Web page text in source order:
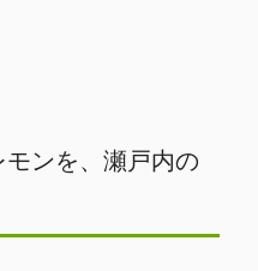
ンを、瀬戸内の